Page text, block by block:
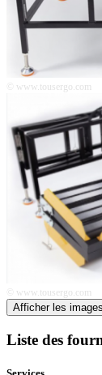
© www.tousergo.com
© www.tousergo.com
Afficher les images
Liste des